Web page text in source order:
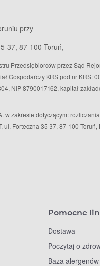
przy
37, 87-100 Toruń,
Przedsiębiorców przez Sąd
Gospodarczy KRS pod nr KRS:
NIP 8790017162, kapitał
w zakresie dotyczącym: rozliczania
ul. Forteczna 35-37, 87-100 Toruń,
Pomocne
Dostawa
Poczytaj o
Baza alergenów